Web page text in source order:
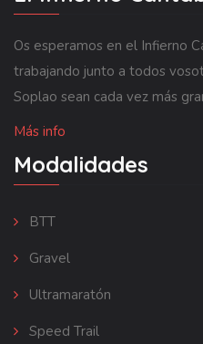
Os esperamos en el Infierno
trabajando junto a todos
Soplao sean cada vez más
Más info
Modalidades
BTT
Gravel
Ultramaratón
Speed Trail